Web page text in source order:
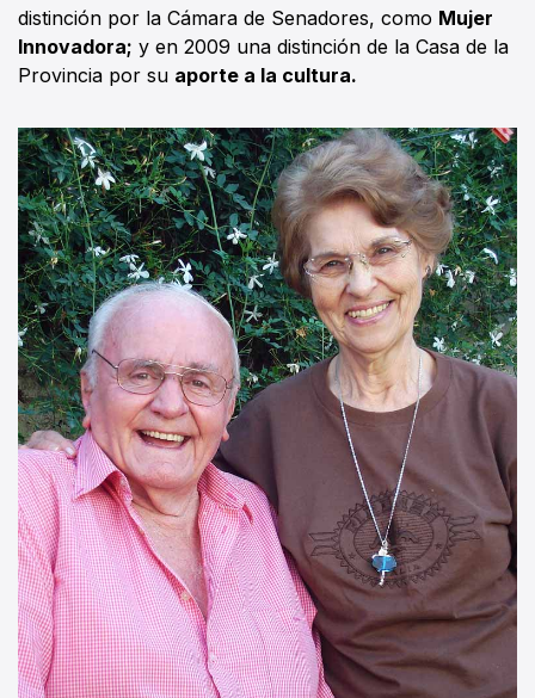
distinción por la Cámara de Senadores, como Mujer
Innovadora; y en 2009 una distinción de la Casa de la
Provincia por su aporte a la cultura.